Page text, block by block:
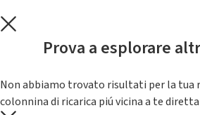
Prova a esplorare
Non abbiamo trovato risultati per la tua
colonnina di ricarica piú vicina a te